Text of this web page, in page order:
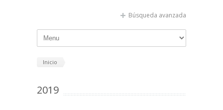
Búsqueda avanzada
Inicio
2019